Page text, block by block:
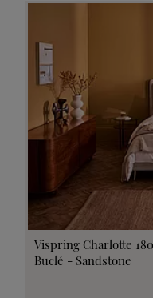
Vispring Charlotte
Buclé - Sandstone